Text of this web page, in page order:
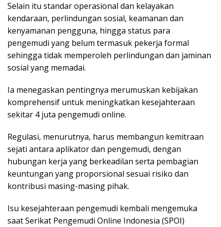
Selain itu standar operasional dan kelayakan
kendaraan, perlindungan sosial, keamanan dan
kenyamanan pengguna, hingga status para
pengemudi yang belum termasuk pekerja formal
sehingga tidak memperoleh perlindungan dan jaminan
sosial yang memadai.
Ia menegaskan pentingnya merumuskan kebijakan
komprehensif untuk meningkatkan kesejahteraan
sekitar 4 juta pengemudi online.
Regulasi, menurutnya, harus membangun kemitraan
sejati antara aplikator dan pengemudi, dengan
hubungan kerja yang berkeadilan serta pembagian
keuntungan yang proporsional sesuai risiko dan
kontribusi masing-masing pihak.
Isu kesejahteraan pengemudi kembali mengemuka
saat Serikat Pengemudi Online Indonesia (SPOI)